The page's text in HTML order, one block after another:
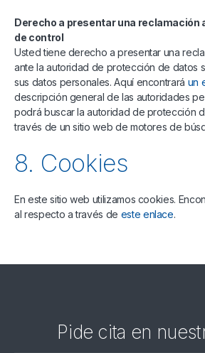
Derecho a presentar una reclamación
de control
Usted tiene derecho a presentar una
ante la autoridad de protección de datos
sus datos personales. Aquí encontrará un
descripción general de las autoridades
podrá buscar la autoridad de protección
través de un sitio web de motores de
8. Cookies
En este sitio web utilizamos cookies.
al respecto a través de este enlace.
Pide cita en